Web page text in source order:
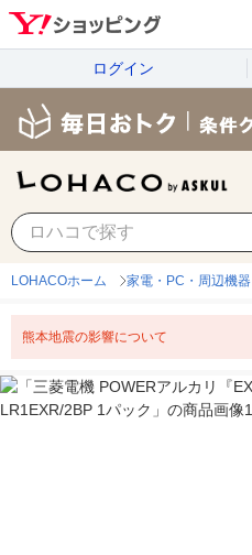
ログイン
LOHACOホーム 家電・PC・周辺機器
熊本地震の影響について